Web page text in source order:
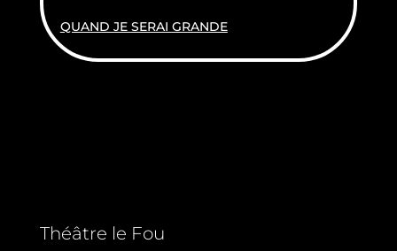
QUAND JE SERAI GRANDE
Théâtre le Fou